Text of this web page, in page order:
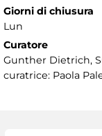
Giorni di chiusura
Lun
Curatore
Gunther Dietrich,
curatrice: Paola